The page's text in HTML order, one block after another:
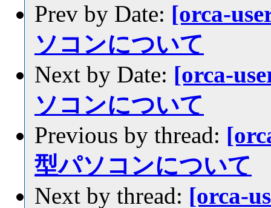
Prev by Date: [orca-
ソコンについて
Next by Date: [orca-
ソコンについて
Previous by thread:
型パソコンについて
Next by thread: [orca-